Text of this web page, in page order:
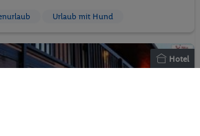
Urlaub mit Hund
Hotel